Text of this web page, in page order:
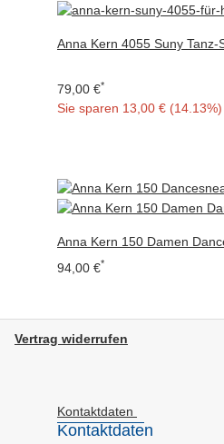
Anna Kern 4055 Suny Tanz-
79,00 €*
Sie sparen 13,00 € (14.13%)
Anna Kern 150 Damen
94,00 €*
Vertrag widerrufen
Kontaktdaten
Kontaktdaten